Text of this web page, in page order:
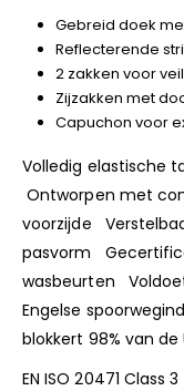
Gebreid doek
Reflecterende
2 zakken voor
Zijzakken met
Capuchon voor
Volledig elastische
Ontworpen met
voorzijde
pasvorm
wasbeurten
Engelse
blokkert 98% van
EN ISO 20471